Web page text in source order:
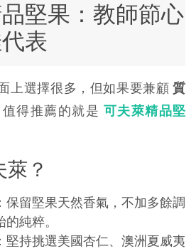
堅果：教師節心
表
上選擇很多，但如果要兼顧質
值得推薦的就是 可夫萊精品堅
？
保留堅果天然香氣，不加多餘調
純粹。
堅持挑選美國杏仁、澳洲夏威夷